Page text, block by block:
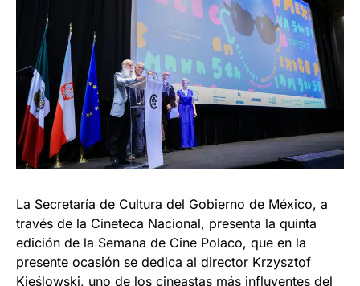
La Secretaría de Cultura del Gobierno de México, a
través de la Cineteca Nacional, presenta la quinta
edición de la Semana de Cine Polaco, que en la
presente ocasión se dedica al director Krzysztof
Kieślowski, uno de los cineastas más influyentes del